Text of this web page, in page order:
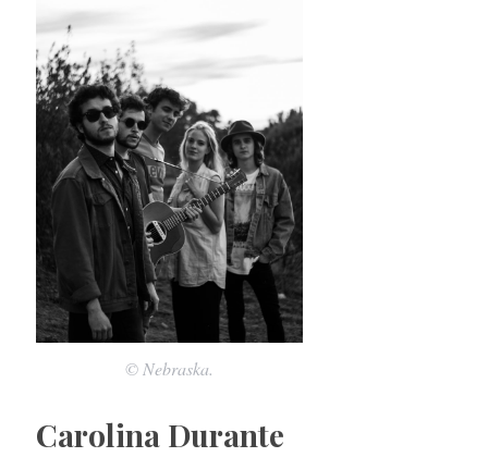
© Nebraska.
Carolina Durante